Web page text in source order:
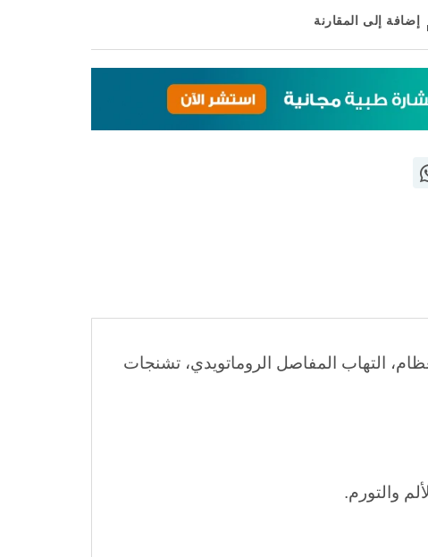
إضافة إلى المقارنة
التهاب المفاصل الروماتويدي، تشنجات